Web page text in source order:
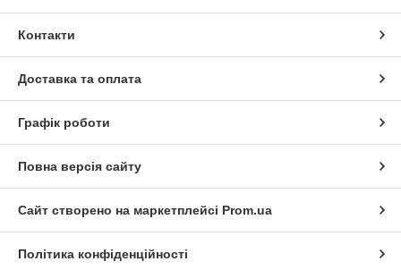
Контакти
Доставка та оплата
Графік роботи
Повна версія сайту
Сайт створено на маркетплейсі Prom.ua
Політика конфіденційності